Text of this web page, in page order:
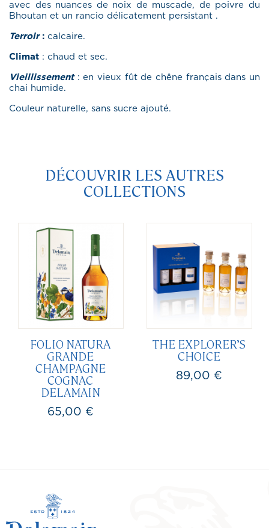
avec des nuances de noix de muscade, de poivre du
Bhoutan et un rancio délicatement persistant .
Terroir: calcaire.
Climat : chaud et sec.
Vieillissement: en vieux fût de chêne français dans un
chai humide.
Couleur naturelle, sans sucre ajouté.
DÉCOUVRIR LES AUTRES
COLLECTIONS
FOLIO NATURA
GRANDE
CHAMPAGNE
COGNAC
DELAMAIN
Prix
65,00 €
THE EXPLORER’S
CHOICE
Prix
89,00 €